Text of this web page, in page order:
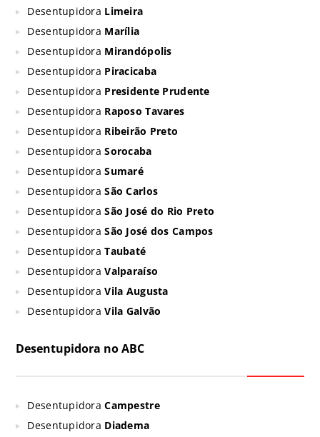
Desentupidora Limeira
Desentupidora Marília
Desentupidora Mirandópolis
Desentupidora Piracicaba
Desentupidora Presidente Prudente
Desentupidora Raposo Tavares
Desentupidora Ribeirão Preto
DesentupidoraSorocaba
DesentupidoraSumaré
DesentupidoraSão Carlos
DesentupidoraSão José do Rio Preto
DesentupidoraSão José dos Campos
DesentupidoraTaubaté
DesentupidoraValparaíso
DesentupidoraVila Augusta
DesentupidoraVila Galvão
Desentupidora no ABC
DesentupidoraCampestre
Desentupidora Diadema